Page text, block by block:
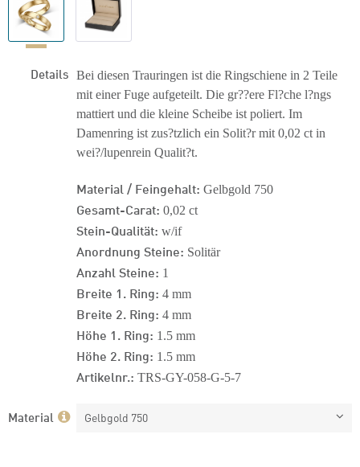
Details Bei diesen Trauringen ist die Ringschiene in 2 Teile
mit einer Fuge aufgeteilt. Die gr??ere Fl?che l?ngs
mattiert und die kleine Scheibe ist poliert. Im
Damenring ist zus?tzlich ein Solit?r mit 0,02 ct in
wei?/lupenrein Qualit?t.
Material / Feingehalt: Gelbgold 750
Gesamt-Carat: 0,02 ct
Stein-Qualität: w/if
Anordnung Steine: Solitär
Anzahl Steine: 1
Breite 1. Ring: 4 mm
Breite 2. Ring: 4 mm
Höhe 1. Ring: 1.5 mm
Höhe 2. Ring: 1.5 mm
Artikelnr.: TRS-GY-058-G-5-7
Material Gelbgold 750